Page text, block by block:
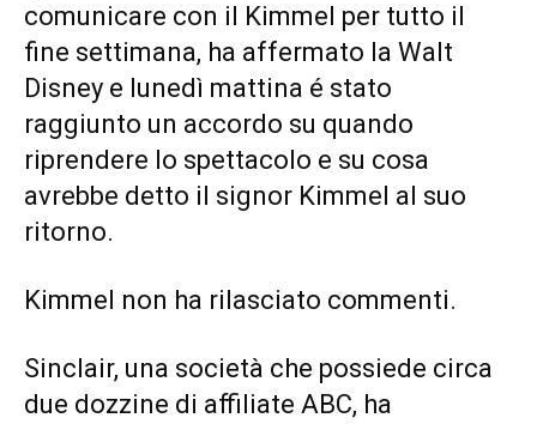
comunicare con il Kimmel per tutto il
fine settimana, ha affermato la Walt
Disney e lunedì mattina é stato
raggiunto un accordo su quando
riprendere lo spettacolo e su cosa
avrebbe detto il signor Kimmel al suo
ritorno.
Kimmel non ha rilasciato commenti.
Sinclair, una società che possiede circa
due dozzine di affiliate ABC, ha